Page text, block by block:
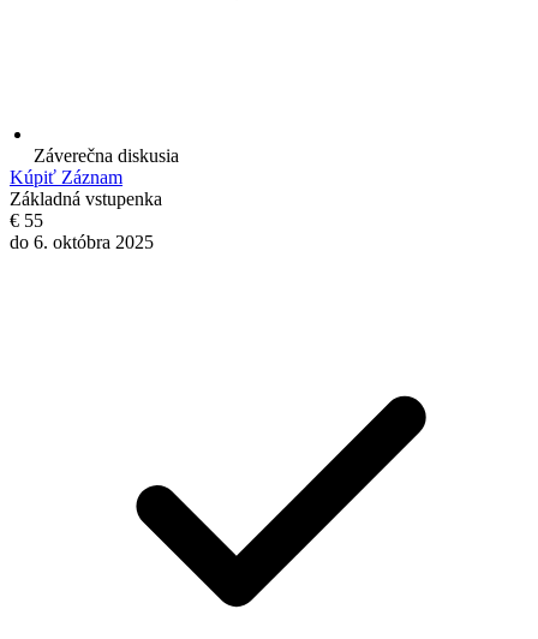
Záverečna diskusia
Kúpiť Záznam
Základná vstupenka
€ 55
do 6. októbra 2025